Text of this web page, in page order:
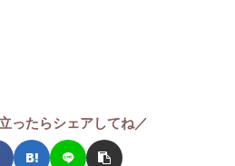
ったらシェアしてね／